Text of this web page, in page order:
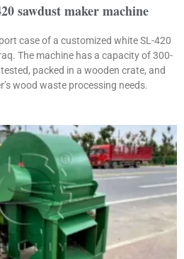
sawdust maker machine
case of a customized white SL-420
The machine has a capacity of 300-
packed in a wooden crate, and
wood waste processing needs.